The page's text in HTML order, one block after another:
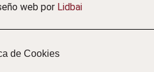
web por Lidbai
de Cookies